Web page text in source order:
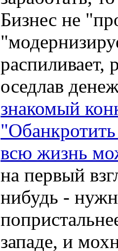
Бизнес не
распиливает,
оседлав
знакомый
всю жизнь
на первый
нибудь -
западе, и